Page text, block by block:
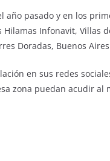
año pasado y en los
Infonavit, Villas
Doradas, Buenos
en sus redes
zona puedan acudir al